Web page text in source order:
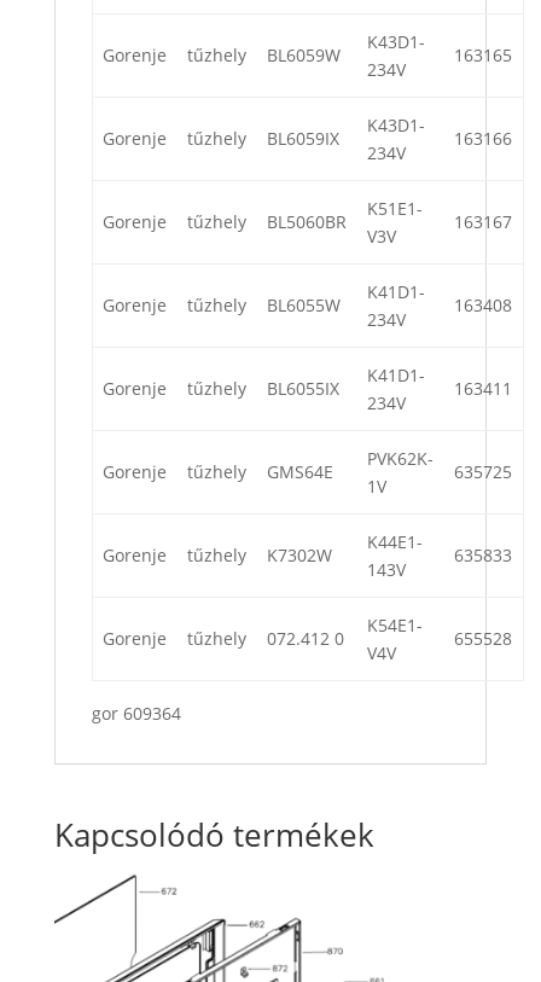
Gorenje tűzhely BL6059W
K43D1-
234V
163165
Gorenje tűzhely BL6059IX
K43D1-
234V
163166
Gorenje tűzhely BL5060BR
K51E1-
V3V
163167
Gorenje tűzhely BL6055W
K41D1-
234V
163408
Gorenje tűzhely BL6055IX
K41D1-
234V
163411
Gorenje tűzhely GMS64E
PVK62K-
1V
635725
Gorenje tűzhely K7302W
K44E1-
143V
635833
Gorenje tűzhely 072.412 0
K54E1-
V4V
655528
gor 609364
Kapcsolódó termékek